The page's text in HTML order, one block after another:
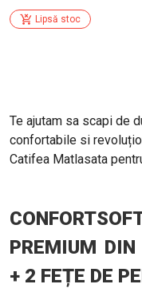
Lipsă stoc
Te ajutam sa scapi de
confortabile si
Catifea Matlasata
PREMIUM
+ 2 FEȚE DE